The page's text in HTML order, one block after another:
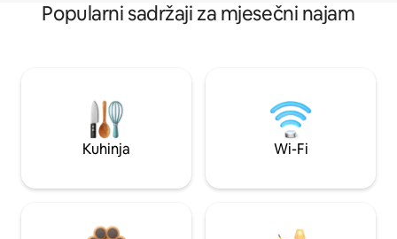
Popularni sadržaji za mjesečni najam
Kuhinja Wi-Fi